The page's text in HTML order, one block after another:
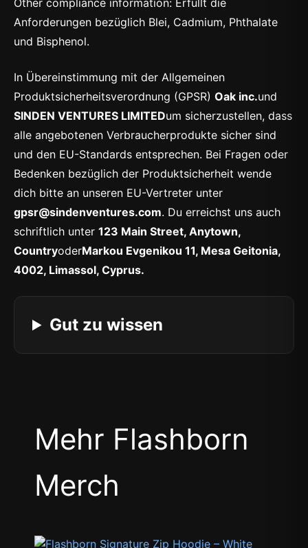
Other compliance information: Erfüllt die
Anforderungen bezüglich Blei, Cadmium, Phthalate
und Bisphenol.
In Übereinstimmung mit der Allgemeinen
Produktsicherheitsverordnung (GPSR) Oak inc.und
SINDEN VENTURES LIMITEDum sicherzustellen, dass
alle angebotenen Verbraucherprodukte sicher sind
und den EU-Standards entsprechen. Bei Fragen oder
Bedenken bezüglich der Produktsicherheit wende
dich bitte an unseren EU-Vertreter unter
gpsr@sindenventures.com. Du erreichst uns auch
schriftlich unter 123 Main Street, Anytown,
CountryoderMarkou Evgenikou 11, Mesa Geitonia,
4002, Limassol, Cyprus.
Gut zu wissen
Mehr Flashborn
Merch